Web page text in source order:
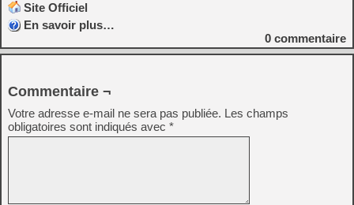
Site Officiel
En savoir plus…
0 commentaire
Commentaire ¬
Votre adresse e-mail ne sera pas publiée. Les champs
obligatoires sont indiqués avec *